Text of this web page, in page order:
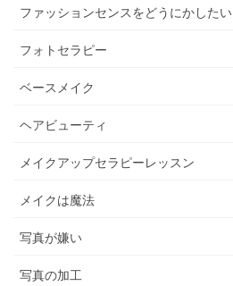
ファッションセンスをどうにかしたい
フォトセラピー
ベースメイク
ヘアビューティ
メイクアップセラピーレッスン
メイクは魔法
写真が嫌い
写真の加工